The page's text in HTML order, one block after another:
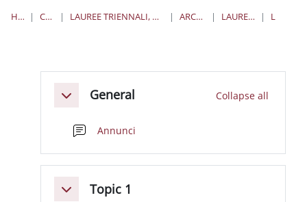
HOME COURSES LAUREE TRIENNALI, MAGISTRALI, A CICLO UNICO ARCHITETTURA LAUREE TRIENNALI LDSF
CollapseGeneral Collapse all
Annunci
CollapseTopic 1